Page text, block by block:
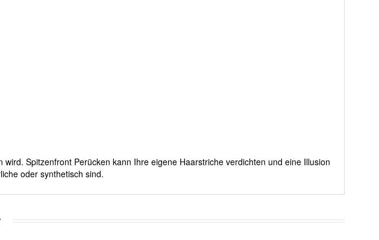
Spitzenfront Perücken kann Ihre eigene Haarstriche verdichten und eine Illusion
oder synthetisch sind.